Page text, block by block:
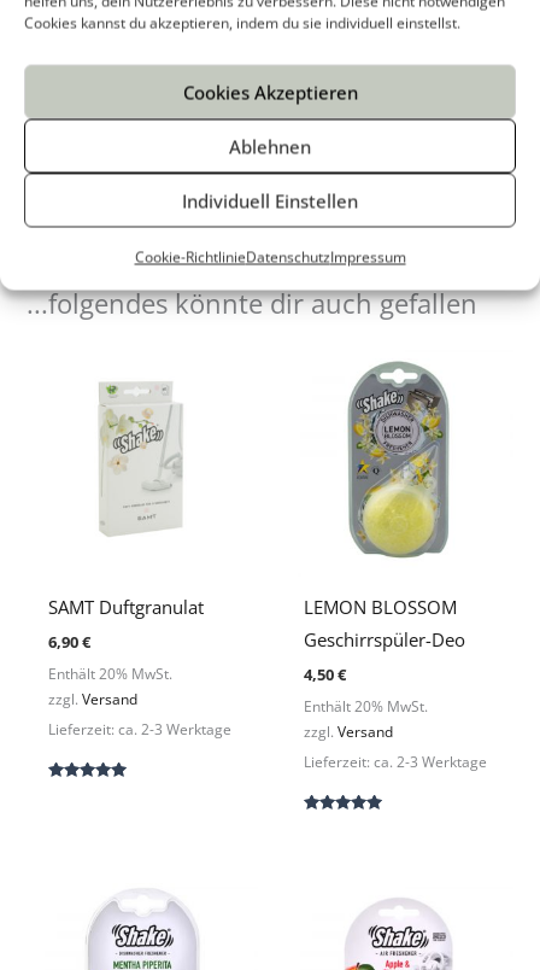
Cookies kannst du akzeptieren, indem du sie individuell einstellst.
Cookies Akzeptieren
Ablehnen
Individuell Einstellen
Cookie-RichtlinieDatenschutzImpressum
Anwendungsdauer: ca. 90 Tage
...folgendes könnte dir auch gefallen
SAMT Duftgranulat
6,90€
Enthält 20% MwSt.
zzgl. Versand
Lieferzeit: ca. 2-3 Werktage
LEMON BLOSSOM
Geschirrspüler-Deo
4,50€
Enthält 20% MwSt.
zzgl. Versand
Lieferzeit: ca. 2-3 Werktage